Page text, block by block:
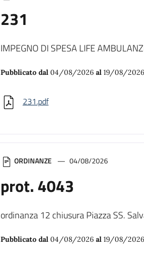
231
IMPEGNO DI SPESA LIFE
Pubblicato dal 04/08/2026 al19/08/2026
231.pdf
ORDINANZE 04/08/2026
prot. 4043
ordinanza 12 chiusura Piazza SS.
Pubblicato dal 04/08/2026 al19/08/2026